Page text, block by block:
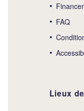
FAQ
Lieux